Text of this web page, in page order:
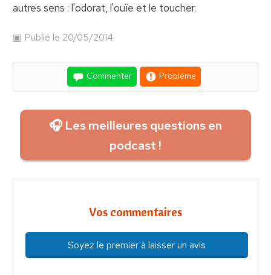
autres sens : l'odorat, l'ouïe et le toucher.
Publié le 20/05/2014
Commenter Problème
🎧 Les meilleures questions en
podcast !
Vos commentaires
Soyez le premier à laisser un avis